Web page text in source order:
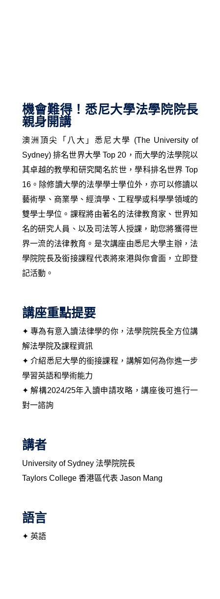
機會難得！悉尼大學法學院院長
親身開講
澳洲頂尖「八大」 悉尼大學 (The University of
Sydney) 排名世界大學 Top 20，而大學的法學院以
其卓越的教學和研究聞名於世，學科排名世界 Top
16。除修讀大學的法學學士學位外，亦可以修讀以
藝術學、商業學、經濟學、工程學或科學學領域的
雙學士學位。 課程將由著名的法律教育家、世界知
名的研究人員、以及司法等人授課，助您將獲得世
界一流的法律教育。是次講座由悉尼大學主辦，法
學院院長及銜接課程代表將來港與你會面，立即登
記活動。
講座重點提要
✦ 專為有意入讀法律學的你，法學院院長全方位講
解法學院及課程資訊
✦ 介紹悉尼大學的銜接課程，講解如何為你進一步
學習英語和學術能力
✦ 解構2024/25年入讀申請攻略，講座後可進行一
對一諮詢
講者
University of Sydney 法學院院長
Taylors College 香港區代表 Jason Mang
語言
✦ 英語